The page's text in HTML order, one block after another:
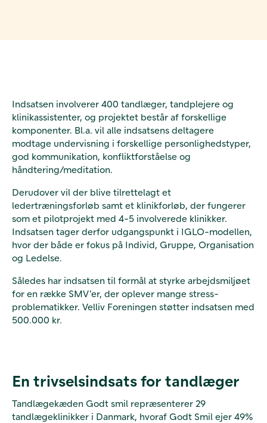
Indsatsen involverer 400 tandlæger, tandplejere og
klinikassistenter, og projektet består af forskellige
komponenter. Bl.a. vil alle indsatsens deltagere
modtage undervisning i forskellige personlighedstyper,
god kommunikation, konfliktforståelse og
håndtering/meditation.
Derudover vil der blive tilrettelagt et
ledertræningsforløb samt et klinikforløb, der fungerer
som et pilotprojekt med 4-5 involverede klinikker.
Indsatsen tager derfor udgangspunkt i IGLO-modellen,
hvor der både er fokus på Individ, Gruppe, Organisation
og Ledelse.
Således har indsatsen til formål at styrke arbejdsmiljøet
for en række SMV'er, der oplever mange stress-
problematikker. Velliv Foreningen støtter indsatsen med
500.000 kr.
En trivselsindsats for tandlæger
Tandlægekæden Godt smil repræsenterer 29
tandlægeklinikker i Danmark, hvoraf Godt Smil ejer 49%